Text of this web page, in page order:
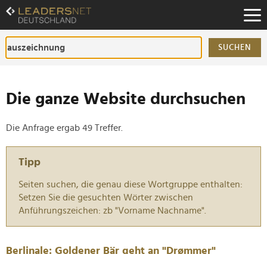
Zum
Inhalt
Zur
Fußzeilen-
Navigation
SUCHEN
Die ganze Website durchsuchen
Die Anfrage ergab 49 Treffer.
Tipp
Seiten suchen, die genau diese Wortgruppe enthalten:
Setzen Sie die gesuchten Wörter zwischen
Anführungszeichen: zb "Vorname Nachname".
Berlinale: Goldener Bär geht an "Drømmer"